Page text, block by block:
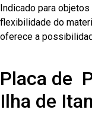
Indicado para
flexibilidade do
oferece a
Placa de
Ilha de